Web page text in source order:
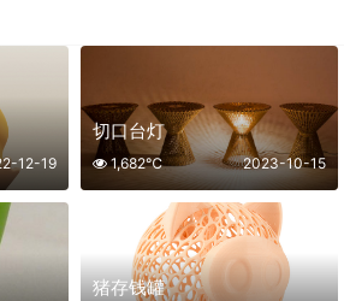
12-19
切口台灯
2023-10-15
1,682℃
猪存钱罐